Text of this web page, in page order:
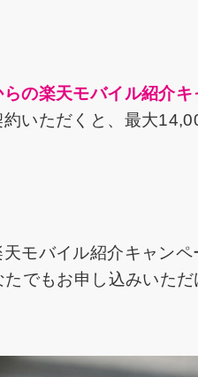
の楽天モバイル紹介キ
いただくと、最大
モバイル紹介キャン
でもお申し込みいただ